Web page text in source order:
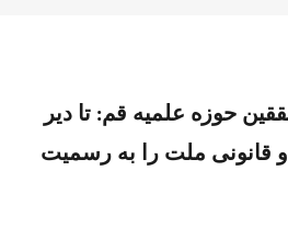
حوزه علمیه قم: تا دیر
ملت را به رسمیت